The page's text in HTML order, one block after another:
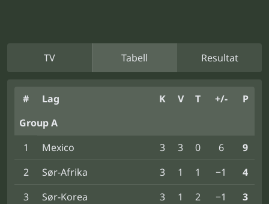
TV Tabell Resultat
# Lag K V T +/-
P
Group A
1
Mexico 3 3 0 6
9
2
Sør-Afrika 3 1 1 −1
4
3
Sør-Korea 3 1 2 −1
3